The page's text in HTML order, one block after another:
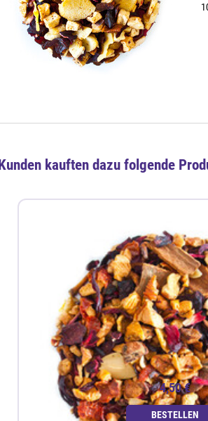
Kunden kauften dazu folgende
4,50 €
BESTELLEN